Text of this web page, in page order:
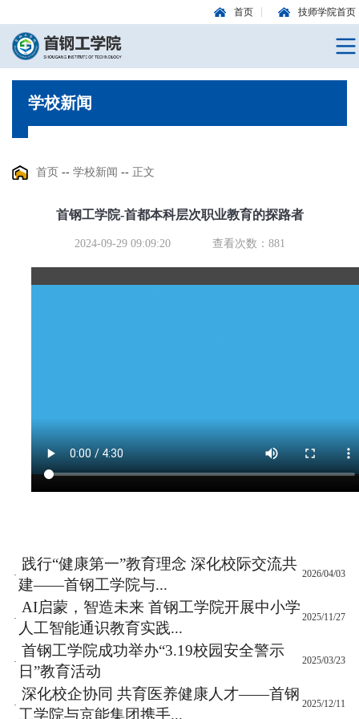
首页 技师学院首页
学校新闻
首页 -- 学校新闻 -- 正文
首钢工学院-首都本科层次职业教育的探路者
2024-09-29 09:09:20 查看次数： 881
·
践行“健康第一”教育理念 深化校际交流共
建——首钢工学院与...
2026/04/03
·
AI启蒙，智造未来 首钢工学院开展中小学
人工智能通识教育实践...
2025/11/27
·
首钢工学院成功举办“3.19校园安全警示
日”教育活动
2025/03/23
·
深化校企协同 共育医养健康人才——首钢
工学院与京能集团携手...
2025/12/11